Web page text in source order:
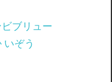
ブリュー
いぞう